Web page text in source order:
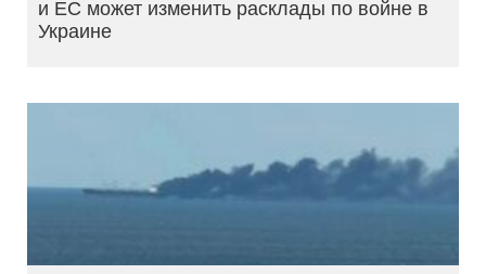
и ЕС может изменить расклады по войне в
Украине